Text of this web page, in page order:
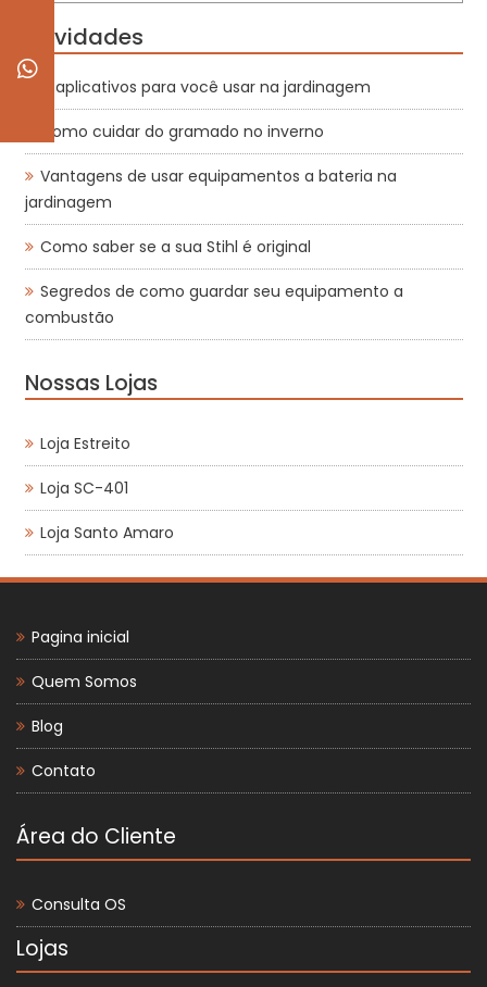
Novidades
4 aplicativos para você usar na jardinagem
Como cuidar do gramado no inverno
Vantagens de usar equipamentos a bateria na
jardinagem
Como saber se a sua Stihl é original
Segredos de como guardar seu equipamento a
combustão
Nossas Lojas
Loja Estreito
Loja SC-401
Loja Santo Amaro
Pagina inicial
Quem Somos
Blog
Contato
Área do Cliente
Consulta OS
Lojas